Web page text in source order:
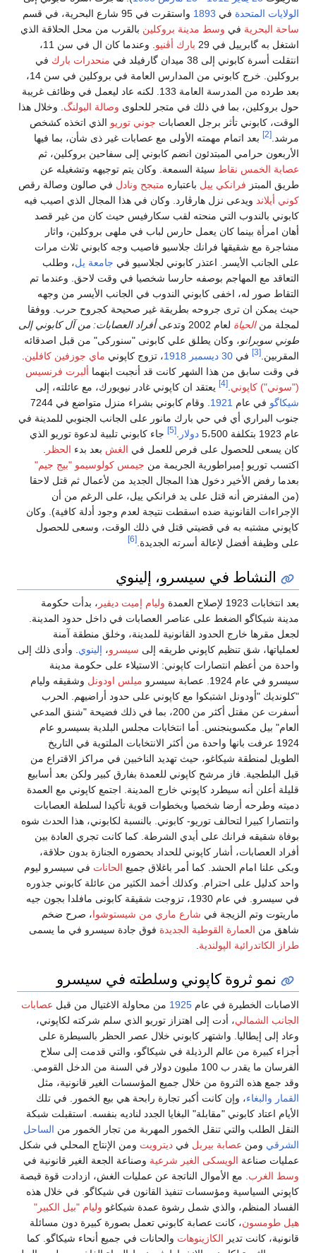
الولايات المتحدة في 1893 واستقرت في 95 شارع البحرية، في قسم
ساحة البحرية في وسط مدينة بروكلين بالقرب من محل الحلاقة الذي
اشتغل به گابرييل في 29
بارك أڤنيو
. وعندما كان ال في سن 11،
انتقلت أسرة كابوني إلى 38 ميدان گارفيلد في
منحدرات بارك في
بروكلين. خرج كابوني من المدارس العامة في بروكلين في سن 14،
بعد طرده من المدرسة العامة 133. لكنه عاد ليعمل في وظائف غريبة
حول بروكلين، بما في ذلك في متجر للحلوى وصالة البولنگ. وخلال هذا
الوقت، كابوني تأثر برجل العصابات جوني توريو الذي اتخذه كشخص
مرشد.[2]
بعد اتمام مهمته الأولى مع عصابات غير ذى شأن، بما فيها
الأربعون حرامي المبتدئون انضم كابوني إلى سفاحين بروكلين، ثم
عصابة الخمس نقاط سيئة السمعة. وكان يتم توجيهه وتشغيله عن
طريق المبتز فرانكي ييل باعتباره متبجح ونادل في صالون وصالة رقص
كوني أيلاند ويدعى نزل هارڤارد. وكان في هذا المجال الذي اصيب فيه
كابوني بالندوب التي منحته لقب سكارفيس حيث كان من غير قصد
أهان امرأة بينما كان يعمل حارس لباب في ملهى بروكلين، واثار
مشاجرة مع شقيقها فرانك جلاسيو فاصيب وجه كابوني ثلاث مرات
على الجانب الأيسر. اعتذر كابوني لجلاسيو في جامعة يل، وطلب
التعاقد مع المهاجم بوصفه حارسا شخصيا في وقت لاحق. وعندما تم
التقاط صور له، اخفى كابوني الندوب في الجانب الأيسر من وجهه
حيث يمكن ان ترى جروحه بطريقة غير صحيحة كجروح حرب. ووفقا
لمجلة منالحياة لعام 2002 وتدعى
أفراد العصابات: من آل كابوني إلى
طوني سوبرانو، وكان يطلق علي كابونى "سنوركى" من قبل اصدقائه
المقربين.[3] في 30 ديسمبر 1918، تزوج كاپوني ماي جوزفين كافلين.
في وقت سابق من هذا الشهر كانت قد أنجبت ابنهما ألبرت فرنسيس
("سوني") كاپوني.
[4]
يعتقد ان كاپوني غادر نيويورك، مع عائلته، إلى
شيكاگو في عام 1921
. وقام كابوني بشراء منزل متواضع في 7244
جنوب البراري أي في حي بارك مانور على الجانب الجنوبي للمدينة في
عام 1923 بتكلفة 5،500
دولار .
[5]
جاء كابوني تلبية لدعوة توريو الذي
كان يسعى للحصول على فرص للعمل في الغش بعد بدء الحظر .
اكتسب توريو إمبراطورية الجريمة من جيمس كولوسيمو "بيج جيم"
بعدما رفض الأخير دخول هذا المجال الجديد من لأعمال ثم قتل لاحقا
(من المفترض أنه قتل على يد فرانكي ييل، على الرغم من أن
الإجراءات القانونية ضده اسقطت نتيجة لعدم وجود أدلة كافية). وكان
كاپوني مشتبه به في قضيتي قتل في ذلك الوقت، وسعى للحصول
على وظيفة أفضل لإعالة أسرته الجديدة.[6]
النشاط في سيسرو، إلينوي
بعد انتخابات 1923 لإصلاح العمدة وليام إميت ديفير ، بدأت حكومة
مدينة شيكاگو الضغط على عناصر العصابات في داخل حدود المدينة.
لجعل مقرها خارج الحدود القانونية للمدينة، وخلق منطقة آمنة
لعملياتها، شق تنظيم كاپوني طريقه إلى سيسرو، إلينوي . وأدى ذلك إلى
واحدة من أعظم انتصارات كاپوني: الاستيلاء على حكومة مدينة
سيسرو في عام 1924. عصابة سيسرو
ميلس اودونل وشقيقه وليام
"كلونديك "أودونل اشتبكوا مع كاپوني على حدود أراضيهم. الحرب
أسفرت عن مقتل أكثر من 200، بما في ذلك فضيحة "شنق المدعي
العام" بيل مكسوينجنس. أما انتخابات مجلس البلدية بسيسرو عام
1924 عرفت بانها واحدة من أكثر الانتخابات الملتوية في التاريخ
الطويل لمنطقة شيكاغو، حيث تهديد الناخبين في مراكز الاقتراع من
قبل البلطجية. فاز مرشح كاپوني للعمدة بفارق كبير ولكن بعد أسابيع
قليلة أعلن أنه سيطرد كاپوني خارج المدينة. اجتمع كاپوني مع العمدة
دميته وطرحه أرضا شخصيا وبخطوات قوية تأكيدا لسلطة العصابات
وانتصارا كبيرا لتحالف توريو- كابوني. بالنسبة لكابوني، هذا الحدث شوه
بوفاة شقيقه فرانك على أيدي الشرطة. كما كانت تجري العادة بين
أفراد العصابات، أشار كاپوني للحداد بحضوره الجنازة بدون حلاقة،
وبكى علنا امام الحشد. كما أمر باغلاق جميع الحانات في سيسرو ليوم
واحد كدليل على احترام. وكذلك أخمد الكثير من عائلة كابوني جذوره
في سيسرو. في عام 1930، تزوجت شقيقة كابونى مافلدا بجون جيه
ماريتوت وتم الزيجة في شارع ماري من شيستوشوا، صرح ضخم
شاهق من العمارة القوطية الجديدة فوق جادة سيسرو في ما يسمى
طراز الكاتدرائية الپولندية
نمو ثروة كاپوني وسلطته في سيسرو
الاصابات الخطيرة في عام 1925 من محاولة الاغتيال من قبل عصابات
الجانب الشمالي، أدت إلى اهتزاز توريو الذي سلم شركته لكاپوني،
وعاد إلى إيطاليا. واشتهر كابوني خلال عصر الحظر بالسيطرة على
أجزاء كبيرة من عالم الرذيلة في شيكاگو، والتي قدمت إلى سلاح
الفرسان ما يقدر ب 100 مليون دولار في السنة من الدخل القومي.
وقد جمع هذه الثروة من خلال جميع المؤسسات الغير قانونية، مثل
القمار والبغاء، وإن كانت أكبر تجارة رابحة هي بيع الخمور. في تلك
الأيام اعتاد كابوني "مقابلة" البغايا الجدد لناديه بنفسه. استقبلت شبكة
النقل الطلب والتي تنقل الخمور المهربة من تجار الخمور من الساحل
الشرقي ومن عصابة بيربل في ديترويت ومن الإنتاج المحلي في شكل
عمليات صناعة الويسكى الغير شرعية وصناعة الجعة الغير قانونية في
وسط الغرب . مع الأموال الناتجة عن عمليات الغش، ازدادت قوة قبصة
كاپوني السياسية ومؤسسات تنفيذ القانون في شيكاگو. في خلال هذه
الفساد المنظم، والذي شمل رشوة عمدة شيكاغو وليام "بيل الكبير"
هيل طومسون، كانت عصابة كابوني تعمل بصورة كبيرة دون مسائلة
قانونية، كانت تدير الكازينوهات والحانات في جميع أنحاء شيكاگو. كما